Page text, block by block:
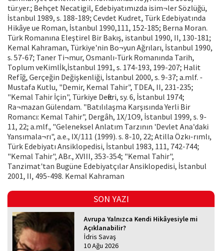
tür.yer.; Behçet Necatigil, Edebiyatımızda isim¬ler Sözlüğü,
İstanbul 1989, s. 188-189; Cevdet Kudret, Türk Edebiyatında
Hikâye ue Roman, İstanbul 1990,111, 152-185; Berna Moran.
Türk Romanına Eleştirel Bir Bakış, istanbul 1990, II, 130-181;
Kemal Kahraman, Türkiye'nin Bo¬yun Ağrıları, İstanbul 1990,
s. 57-67; Taner Ti¬mur, Osmanlı-Türk Romanında Tarih,
Toplum veKimlİk,İstanbul 1991, s. 174-193, 199-207; Halit
Refîğ, Gerçeğin Değişkenliği, İstanbul 2000, s. 9-37; a.mlf. -
Mustafa Kutlu, "Demir, Kemal Tahir", TDEA, II, 231-235;
"Kemal Tahir İçin", Türkiye Defteri, sy. 6, İstanbul 1974;
Ra¬mazan Gülendam. "Batılılaşma Karşısında Yerli Bir
Romancı: Kemal Tahir", Dergâh, 1X/1O9, İstanbul 1999, s. 9-
11, 22; a.mlf., "Geleneksel Anlatım Tarzının 'Devlet Ana'daki
Yansımala¬rı", a.e., IX/111 (1999). s. 8-10, 22; Atilla Özkı-rımlı,
Türk Edebiyatı Ansiklopedisi, İstanbul 1983, 111, 742-744;
"Kemal Tahir", ABr., XVIII, 353-354; "Kemal Tahir",
Tanzimat'tan Bugüne Edebiyatçılar Ansiklopedisi, İstanbul
2001, II, 495-498. Kemal Kahraman
SON YAZI
Avrupa Yalnızca Kendi Hikâyesiyle mi
Açıklanabilir?
İdris Savaş
10 Ağu 2026